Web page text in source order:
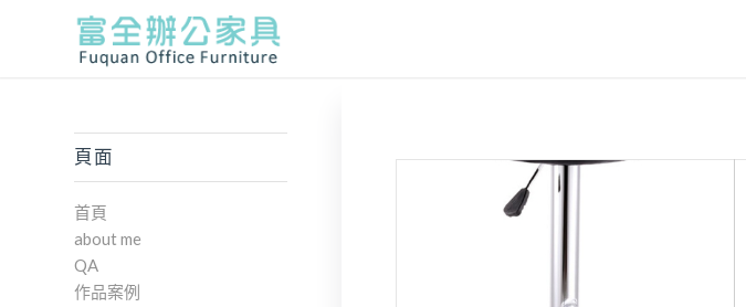
頁面
首頁
about me
QA
作品案例